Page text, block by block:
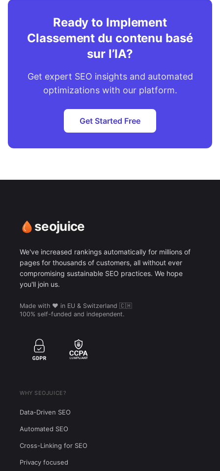
Ready to Implement
Classement du contenu basé
sur l’IA?
Get expert SEO insights and automated
optimizations with our platform.
Get Started Free
seojuice
We've increased rankings automatically for millions of
pages for thousands of customers, all without ever
compromising sustainable SEO practices. We hope
you'll join us.
Made with ❤️ in EU & Switzerland 🇨🇭
100% self-funded and independent.
WHY SEOJUICE?
Data-Driven SEO
Automated SEO
Cross-Linking for SEO
Privacy focused